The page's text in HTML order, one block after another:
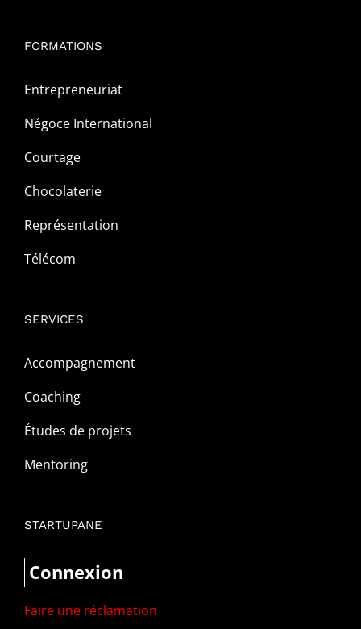
FORMATIONS
Entrepreneuriat
Négoce International
Courtage
Chocolaterie
Représentation
Télécom
SERVICES
Accompagnement
Coaching
Études de projets
Mentoring
STARTUPANE
Connexion
Faire une réclamation